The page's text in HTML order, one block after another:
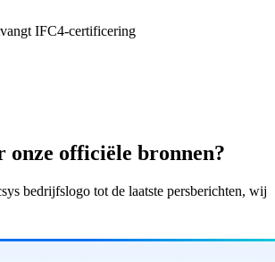
IFC4-certificering
onze officiële bronnen?
bedrijfslogo tot de laatste persberichten, wij